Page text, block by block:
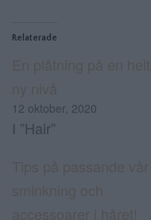
Relaterade
12 oktober, 2020
I ”Hair”